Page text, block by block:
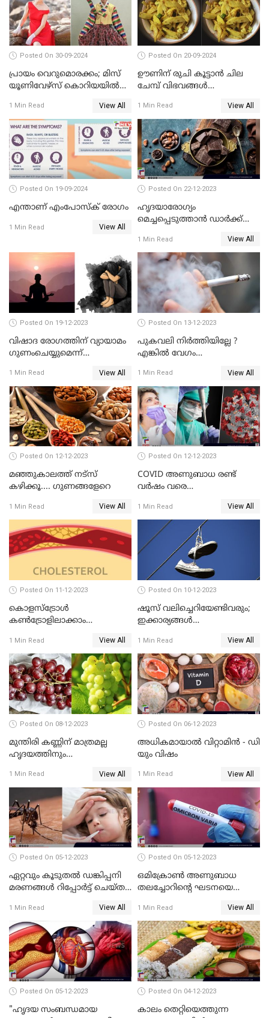
Posted On 30-09-2024
പ്രായം വെറുമൊരക്കം; മിസ്
യൂണിവേഴ്‌സ് കൊറിയയില്‍
1 Min Read View All
Posted On 20-09-2024
ഊണിന് രുചി കൂട്ടാൻ ചില
ചേമ്പ് വിഭവങ്ങൾ
1 Min Read View All
Posted On 19-09-2024
എന്താണ് എംപോസ്‌ക് രോഗം
1 Min Read View All
Posted On 22-12-2023
ഹൃദയാരോഗ്യം
മെച്ചപ്പെടുത്താന്‍ ഡാര്‍ക്ക്
1 Min Read View All
Posted On 19-12-2023
വിഷാദ രോഗത്തിന് വ്യായാമം
ഗുണംചെയ്യുമെന്ന്
1 Min Read View All
Posted On 13-12-2023
പുകവലി നിർത്തിയില്ലേ ?
എങ്കിൽ വേഗം
പുതിയ പഠനങ്ങള്‍
1 Min Read View All
Posted On 12-12-2023
മഞ്ഞുകാലത്ത് നട്‌സ്
കഴിക്കൂ.... ഗുണങ്ങളേറെ
1 Min Read View All
Posted On 12-12-2023
COVID അണുബാധ രണ്ട്
വര്‍ഷം വരെ
നിലനില്‍ക്കാം എന്ന് പുതിയ
1 Min Read View All
Posted On 11-12-2023
കൊളസ്‌ട്രോള്‍
കൺട്രോളിലാക്കാം
1 Min Read View All
Posted On 10-12-2023
ഷൂസ് വലിച്ചെറിയേണ്ടിവരും;
ഇക്കാര്യങ്ങൾ
1 Min Read View All
Posted On 08-12-2023
മുന്തിരി കണ്ണിന് മാത്രമല്ല
ഹൃദയത്തിനും
ബെസ്റ്റാണ്
1 Min Read View All
Posted On 06-12-2023
അധികമായാല്‍ വിറ്റാമിന്‍ - ഡി
യും വിഷം
1 Min Read View All
Posted On 05-12-2023
ഏറ്റവും കൂടുതല്‍ ഡങ്കിപ്പനി
മരണങ്ങള്‍ റിപ്പോര്‍ട്ട് ചെയ്ത
ഇന്ത്യയും
1 Min Read View All
Posted On 05-12-2023
ഒമിക്രോണ്‍ അണുബാധ
തലച്ചോറിന്റെ ഘടനയെ
പുറത്ത്
1 Min Read View All
Posted On 05-12-2023
"ഹൃദയ സംബന്ധമായ
Posted On 04-12-2023
കാലം തെറ്റിയെത്തുന്ന